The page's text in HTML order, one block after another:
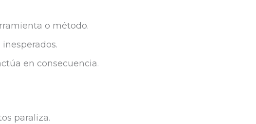
o método.
en consecuencia.
paraliza.